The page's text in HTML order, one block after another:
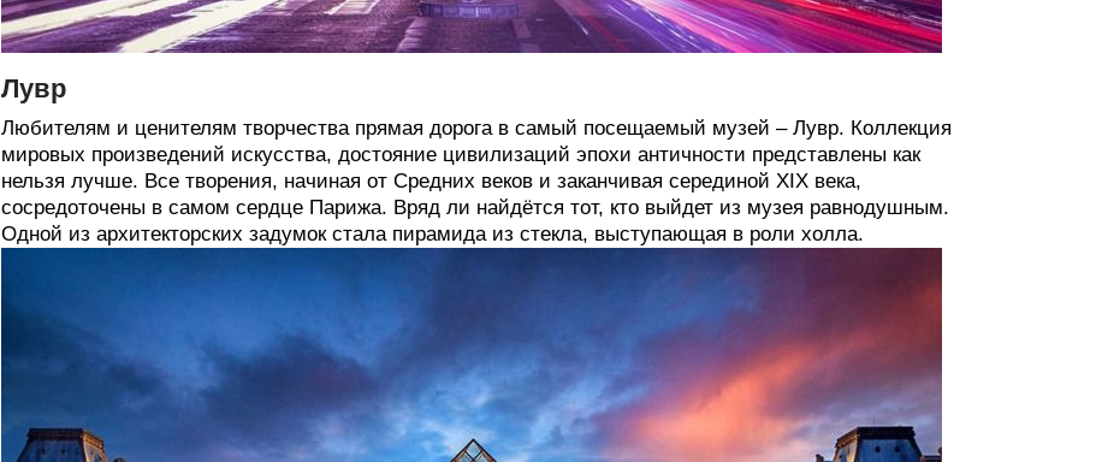
Лувр
Любителям и ценителям творчества прямая дорога в самый посещаемый музей – Лувр. Коллекция
мировых произведений искусства, достояние цивилизаций эпохи античности представлены как
нельзя лучше. Все творения, начиная от Средних веков и заканчивая серединой XIX века,
сосредоточены в самом сердце Парижа. Вряд ли найдётся тот, кто выйдет из музея равнодушным.
Одной из архитекторских задумок стала пирамида из стекла, выступающая в роли холла.